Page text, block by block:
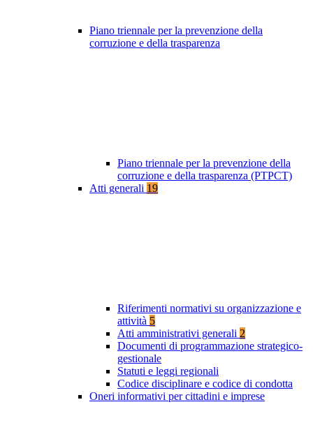
Piano triennale per la prevenzione della
corruzione e della trasparenza
Piano triennale per la prevenzione della
corruzione e della trasparenza (PTPCT)
Atti generali 19
Riferimenti normativi su organizzazione e
attività 5
Atti amministrativi generali 2
Documenti di programmazione strategico-
gestionale
Statuti e leggi regionali
Codice disciplinare e codice di condotta
Oneri informativi per cittadini e imprese